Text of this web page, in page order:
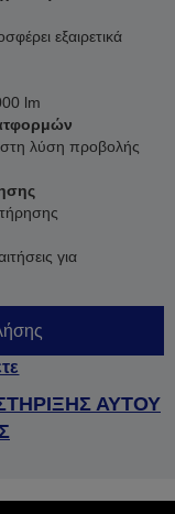
εξαιρετικά
lm
λύση προβολής
για
ΑΥΤΟΥ